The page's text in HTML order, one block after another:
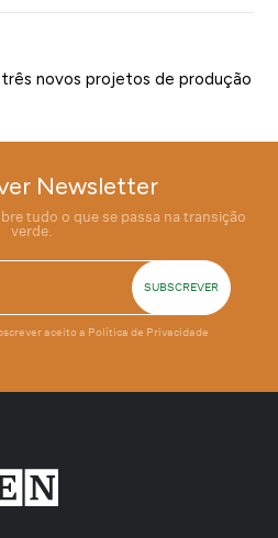
três novos projetos de produção
Newsletter
tudo o que se passa na transição
verde.
aceito a Política de Privacidade